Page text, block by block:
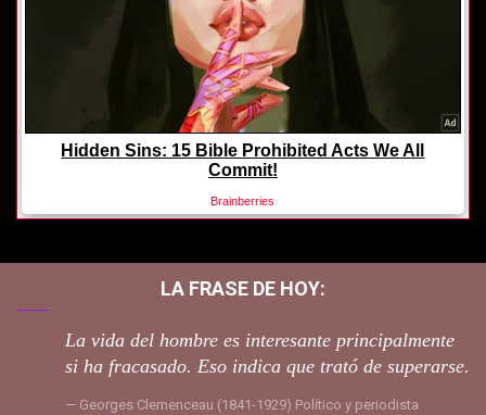
LA FRASE DE HOY:
La vida del hombre es interesante principalmente
si ha fracasado. Eso indica que trató de superarse.
Georges Clemenceau (1841-1929) Político y periodista